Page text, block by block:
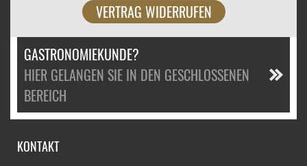
VERTRAG WIDERRUFEN
GASTRONOMIEKUNDE?
HIER GELANGEN SIE IN DEN GESCHLOSSENEN
BEREICH
KONTAKT